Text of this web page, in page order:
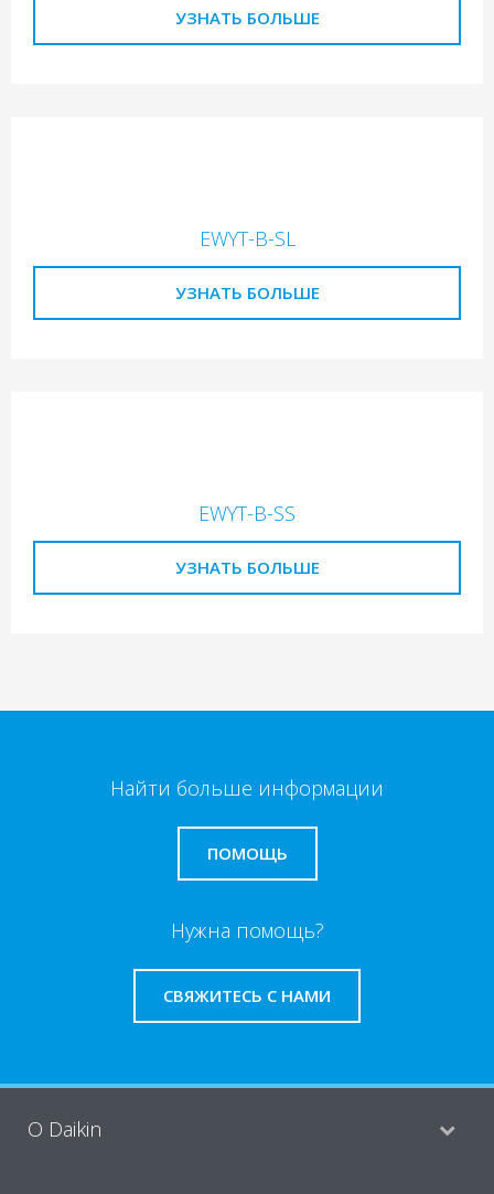
УЗНАТЬ БОЛЬШЕ
EWYT-B-SL
УЗНАТЬ БОЛЬШЕ
EWYT-B-SS
УЗНАТЬ БОЛЬШЕ
Найти больше информации
ПОМОЩЬ
Нужна помощь?
СВЯЖИТЕСЬ С НАМИ
O Daikin